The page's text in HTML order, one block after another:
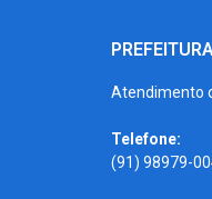
Atendimento
Telefone:
(91) 98979-